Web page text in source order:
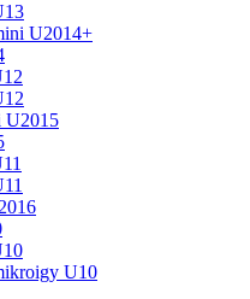
U2014+
U2015
U10